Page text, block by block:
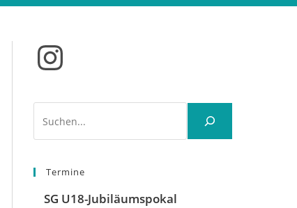
Instagram
Termine
SG U18-Jubiläumspokal